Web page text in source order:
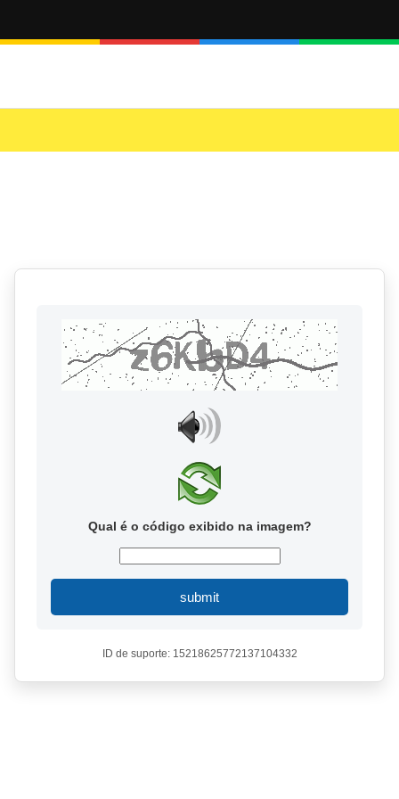
Qual é o código exibido na imagem?
submit
ID de suporte: 15218625772137104332